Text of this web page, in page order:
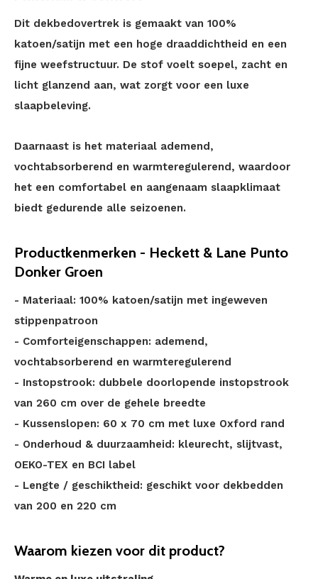
Dit dekbedovertrek is gemaakt van 100%
katoen/satijn met een hoge draaddichtheid en een
fijne weefstructuur. De stof voelt soepel, zacht en
licht glanzend aan, wat zorgt voor een luxe
slaapbeleving.
Daarnaast is het materiaal ademend,
vochtabsorberend en warmteregulerend, waardoor
het een comfortabel en aangenaam slaapklimaat
biedt gedurende alle seizoenen.
Productkenmerken - Heckett & Lane Punto
Donker Groen
- Materiaal: 100% katoen/satijn met ingeweven
stippenpatroon
- Comforteigenschappen: ademend,
vochtabsorberend en warmteregulerend
- Instopstrook: dubbele doorlopende instopstrook
van 260 cm over de gehele breedte
- Kussenslopen: 60 x 70 cm met luxe Oxford rand
- Onderhoud & duurzaamheid: kleurecht, slijtvast,
OEKO-TEX en BCI label
- Lengte / geschiktheid: geschikt voor dekbedden
van 200 en 220 cm
Waarom kiezen voor dit product?